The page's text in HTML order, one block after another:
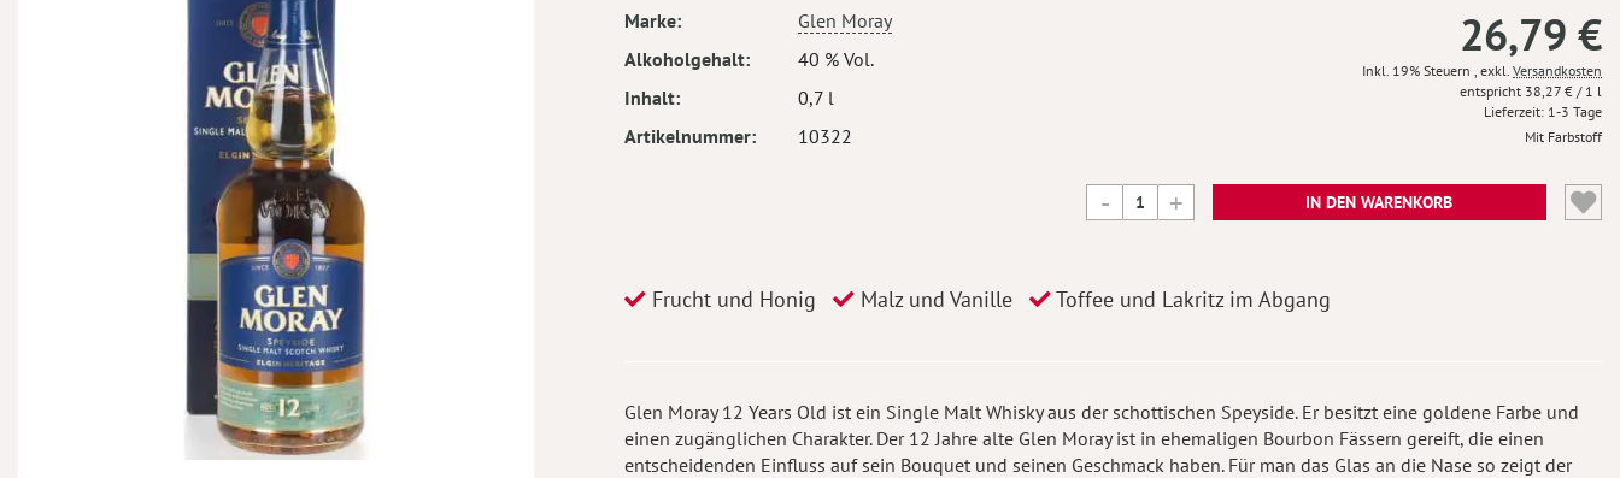
Mehr
Marke
Glen Moray
Alkoholgehalt
40 % Vol.
Inhalt
0,7 l
Artikelnummer
10322
26,79 €
Inkl. 19% Steuern , exkl. Versandkosten
38,27 € / 1 l
Lieferzeit 1-3 Tage
Mit Farbstoff
IN DEN WARENKORB
Frucht und Honig Malz und Vanille Toffee und Lakritz im Abgang
Glen Moray 12 Years Old ist ein Single Malt Whisky aus der schottischen Speyside. Er besitzt eine goldene Farbe und
einen zugänglichen Charakter. Der 12 Jahre alte Glen Moray ist in ehemaligen Bourbon Fässern gereift, die einen
entscheidenden Einfluss auf sein Bouquet und seinen Geschmack haben. Für man das Glas an die Nase so zeigt der